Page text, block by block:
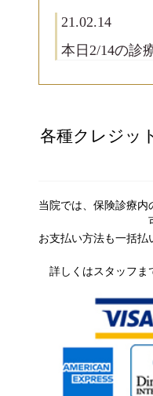
21.02.14
本日2/14の診
各種クレジッ
当院では、保険診療
お支払い方法も一括
詳しくはスタッフま